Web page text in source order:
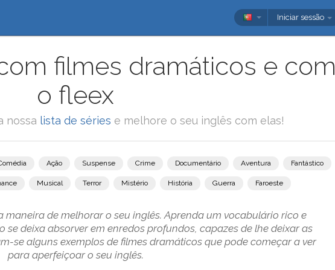
Iniciar sessão
filmes dramáticos e com
o fleex
nossa lista de séries e melhore o seu inglês com elas!
Ação Suspense Crime Documentário Aventura Fantástico
Musical Terror Mistério História Guerra Faroeste
maneira de melhorar o seu inglês. Aprenda um vocabulário rico e
se deixa absorver em enredos profundos, capazes de lhe deixar as
se alguns exemplos de filmes dramáticos que pode começar a ver
para aperfeiçoar o seu inglês.